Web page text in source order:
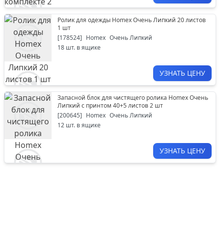
Ролик для одежды Homex Очень Липкий 20 листов
1 шт
[178524] Homex Очень Липкий
18 шт. в ящике
УЗНАТЬ ЦЕНУ
Запасной блок для чистящего ролика Homex Очень
Липкий с принтом 40+5 листов 2 шт
[200645] Homex Очень Липкий
12 шт. в ящике
УЗНАТЬ ЦЕНУ